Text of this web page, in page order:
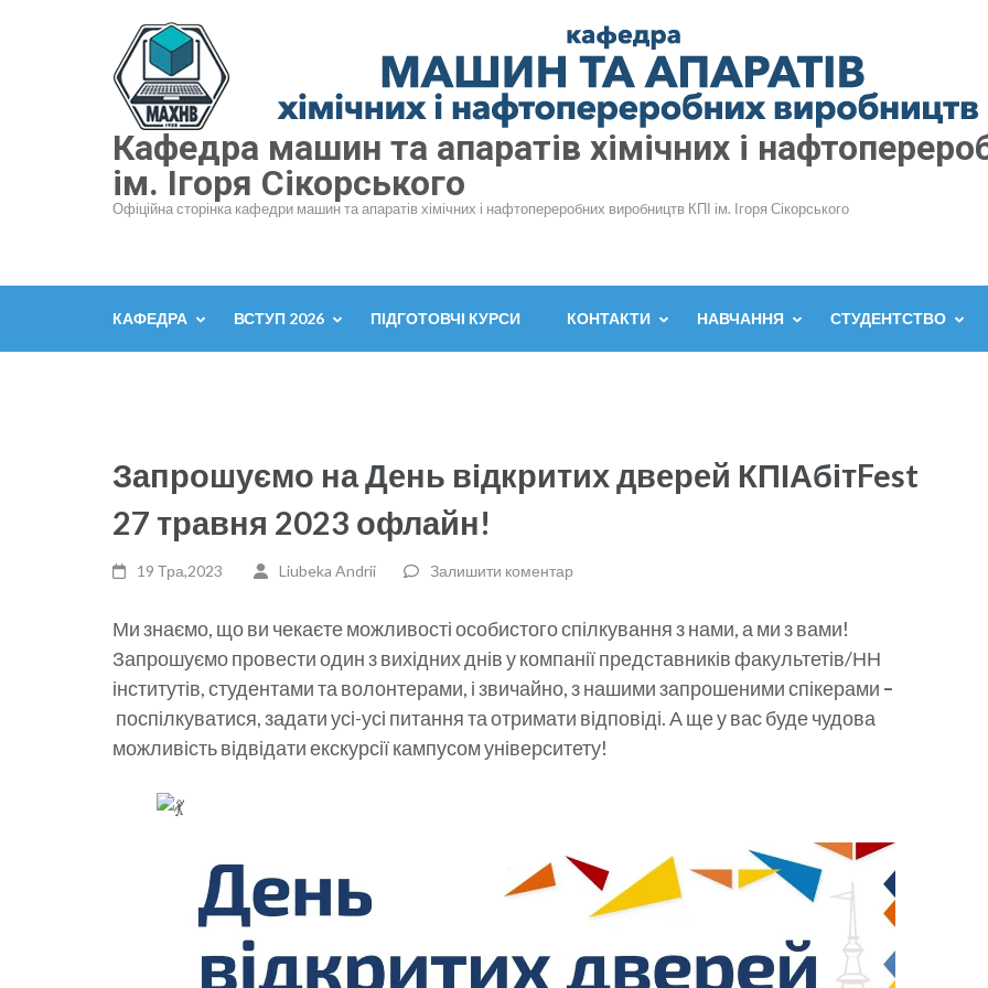
Кафедра машин та апаратів хімічних і
ім. Ігоря Сікорського
Офіційна сторінка кафедри машин та апаратів хімічних і нафтопереробних виробництв КПІ ім. Ігоря Сікорського
КАФЕДРА ВСТУП 2026 ПІДГОТОВЧІ КУРСИ КОНТАКТИ НАВЧАННЯ СТУДЕНТСТВО
Запрошуємо на День відкритих дверей КПІАбітFest
27 травня 2023 офлайн!
19 Тра,2023 Liubeka Andrii Залишити коментар
Ми знаємо, що ви чекаєте можливості особистого спілкування з нами, а ми з вами!
Запрошуємо провести один з вихідних днів у компанії представників факультетів/НН
інститутів, студентами та волонтерами, і звичайно, з нашими запрошеними спікерами –
поспілкуватися, задати усі-усі питання та отримати відповіді. А ще у вас буде чудова
можливість відвідати екскурсії кампусом університету!